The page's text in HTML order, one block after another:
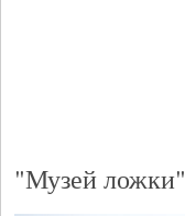
"Музей ложки"